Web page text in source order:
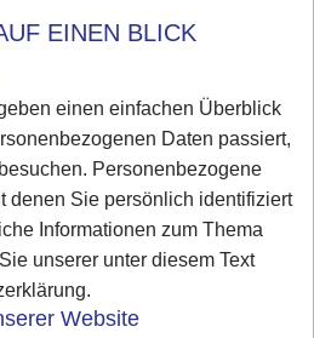
EINEN BLICK
einen einfachen Überblick
Daten passiert,
Personenbezogene
denen Sie persönlich identifiziert
Informationen zum Thema
unserer unter diesem Text
Website